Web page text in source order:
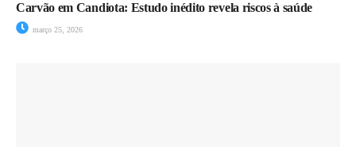
Carvão em Candiota: Estudo inédito revela riscos à saúde
março 25, 2026